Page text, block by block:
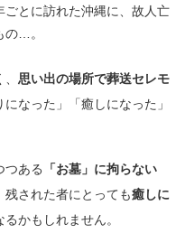
とに訪れた沖縄に、故人亡
の…。
、思い出の場所で葬送セレモ
なった」「癒しになった」
つある
「お墓」に拘らない
残された者にとっても癒しに
かもしれません。